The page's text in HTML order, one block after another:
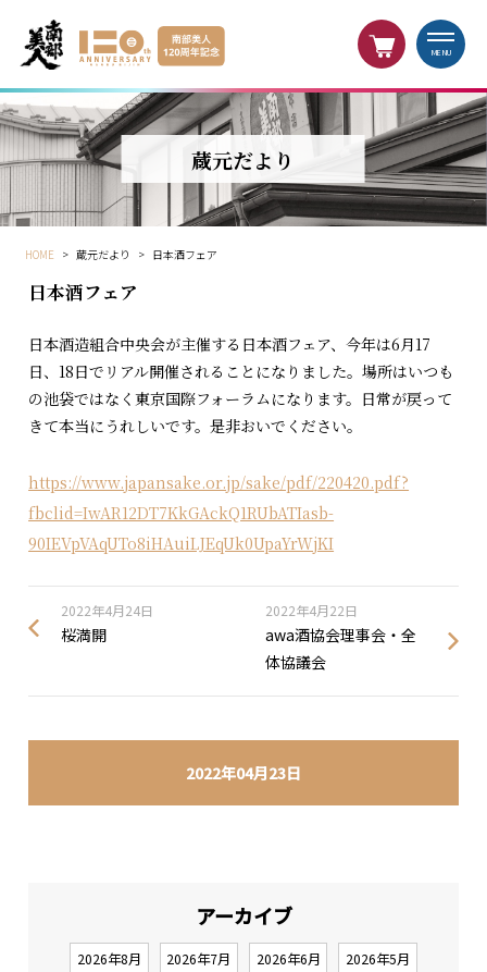
MENU
蔵元だより
HOME > 蔵元だより > 日本酒フェア
2022年04月23日
日本酒フェア
日本酒造組合中央会が主催する日本酒フェア、今年は6月17
日、18日でリアル開催されることになりました。場所はいつも
の池袋ではなく東京国際フォーラムになります。日常が戻って
きて本当にうれしいです。是非おいでください。
https://www.japansake.or.jp/sake/pdf/220420.pdf?
fbclid=IwAR12DT7KkGAckQ1RUbATIasb-
90IEVpVAqUTo8iHAuiLJEqUk0UpaYrWjKI
2022年4月24日
桜満開
2022年4月22日
awa酒協会理事会・全
体協議会
アーカイブ
2026年8月 2026年7月 2026年6月 2026年5月